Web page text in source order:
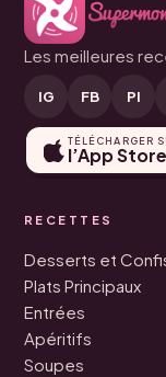
Les meilleures
IG FB PI
TÉLÉCHARGER
l’App Store
RECETTES
Desserts et
Plats Principaux
Entrées
Apéritifs
Soupes